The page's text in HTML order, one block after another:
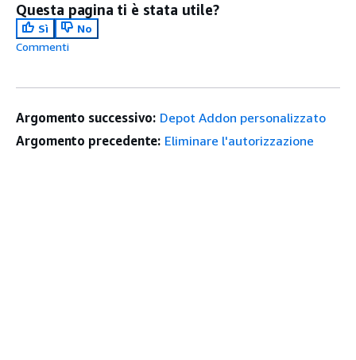
Questa pagina ti è stata utile?
Sì
No
Commenti
Argomento successivo: Depot Addon personalizzato
Argomento precedente: Eliminare l'autorizzazione